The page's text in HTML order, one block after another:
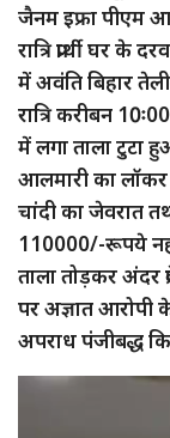
जैनम इफ्रा पीएम
रात्रि प्रार्थी घर
में अवंति बिहार
रात्रि करीबन
में लगा ताला
आलमारी का
चांदी का जेवरात
110000/-रूपये
ताला तोड़कर अंदर
पर अज्ञात आरोपी
अपराध पंजीबद्ध
Video